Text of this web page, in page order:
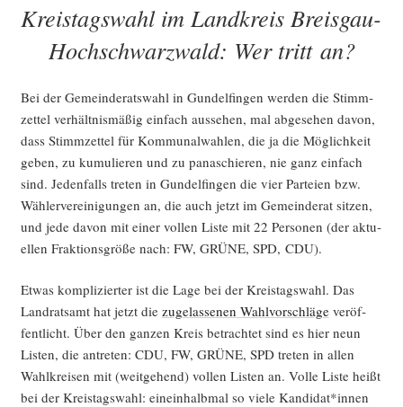
Kreistagswahl im Landkreis Breisgau-
Hochschwarzwald: Wer tritt an?
Bei der Gemein­de­rats­wahl in Gun­del­fin­gen wer­den die Stimm­
zet­tel ver­hält­nis­mä­ßig ein­fach aus­se­hen, mal abge­se­hen davon,
dass Stimm­zet­tel für Kom­mu­nal­wah­len, die ja die Mög­lich­keit
geben, zu kumu­lie­ren und zu pana­schie­ren, nie ganz ein­fach
sind. Jeden­falls tre­ten in Gun­del­fin­gen die vier Par­tei­en bzw.
Wäh­ler­ver­ei­ni­gun­gen an, die auch jetzt im Gemein­de­rat sit­zen,
und jede davon mit einer vol­len Lis­te mit 22 Per­so­nen (der aktu­
el­len Frak­ti­ons­grö­ße nach: FW, GRÜNE, SPD, CDU).
Etwas kom­pli­zier­ter ist die Lage bei der Kreis­tags­wahl. Das
Land­rats­amt hat jetzt die zuge­las­se­nen Wahl­vor­schlä­gever­öf­
fent­licht. Über den gan­zen Kreis betrach­tet sind es hier neun
Lis­ten, die antre­ten: CDU, FW, GRÜNE, SPD tre­ten in allen
Wahl­krei­sen mit (weit­ge­hend) vol­len Lis­ten an. Vol­le Lis­te heißt
bei der Kreis­tags­wahl: ein­ein­halb­mal so vie­le Kandidat*innen